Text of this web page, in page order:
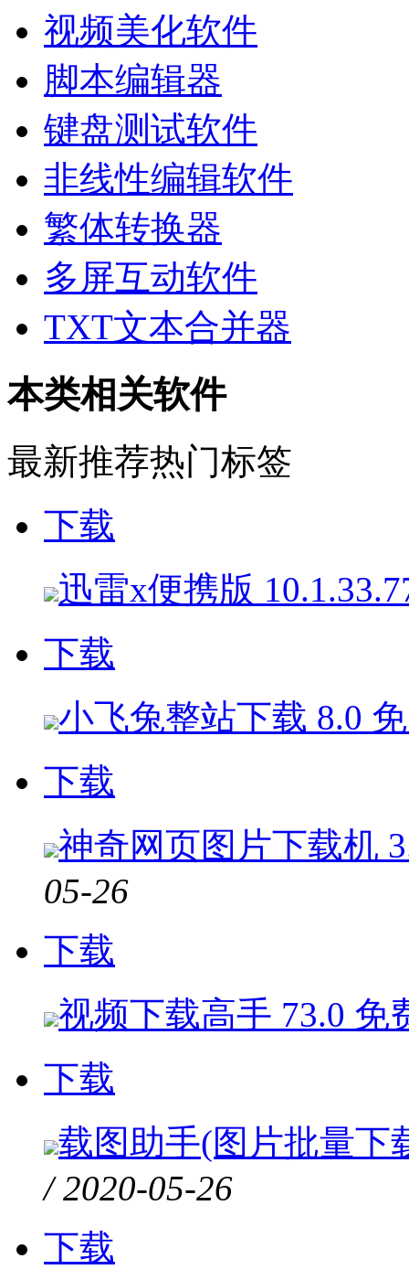
视频美化软件
脚本编辑器
键盘测试软件
非线性编辑软件
繁体转换器
多屏互动软件
TXT文本合并器
本类相关软件
最新推荐热门标签
下载
迅雷x便携版
下载
小飞兔整站下载 8.0
下载
神奇网页图片下载机
05-26
下载
视频下载高手 73.0 免
下载
载图助手(图片批量下
/ 2020-05-26
下载